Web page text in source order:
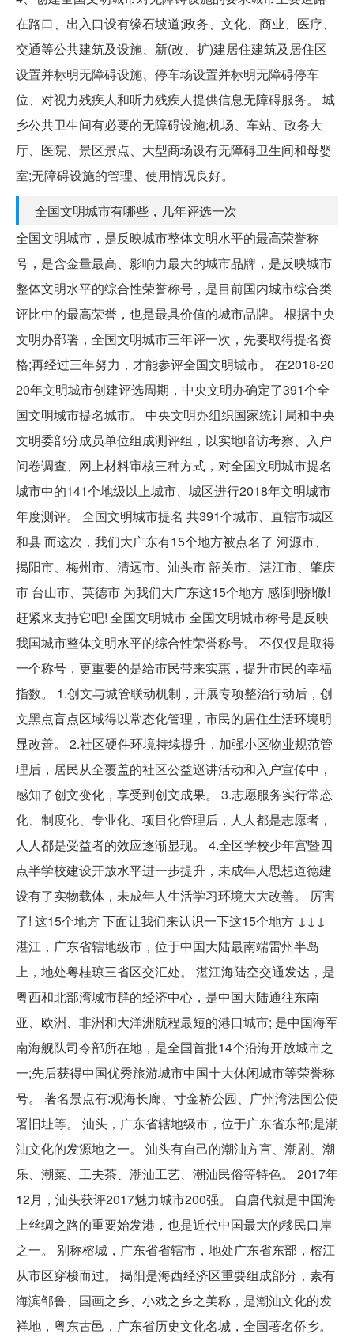
在路口、出入口设有缘石坡道;政务、文化、商业、医疗、
交通等公共建筑及设施、新(改、扩)建居住建筑及居住区
设置并标明无障碍设施、停车场设置并标明无障碍停车
位、对视力残疾人和听力残疾人提供信息无障碍服务。 城
乡公共卫生间有必要的无障碍设施;机场、车站、政务大
厅、医院、景区景点、大型商场设有无障碍卫生间和母婴
室;无障碍设施的管理、使用情况良好。
全国文明城市有哪些，几年评选一次
全国文明城市，是反映城市整体文明水平的最高荣誉称
号，是含金量最高、影响力最大的城市品牌，是反映城市
整体文明水平的综合性荣誉称号，是目前国内城市综合类
评比中的最高荣誉，也是最具价值的城市品牌。 根据中央
文明办部署，全国文明城市三年评一次，先要取得提名资
格;再经过三年努力，才能参评全国文明城市。 在2018-20
20年文明城市创建评选周期，中央文明办确定了391个全
国文明城市提名城市。 中央文明办组织国家统计局和中央
文明委部分成员单位组成测评组，以实地暗访考察、入户
问卷调查、网上材料审核三种方式，对全国文明城市提名
城市中的141个地级以上城市、城区进行2018年文明城市
年度测评。 全国文明城市提名 共391个城市、直辖市城区
和县 而这次，我们大广东有15个地方被点名了 河源市、
揭阳市、梅州市、清远市、汕头市 韶关市、湛江市、肇庆
市 台山市、英德市 为我们大广东这15个地方 感!到!骄!傲!
赶紧来支持它吧! 全国文明城市 全国文明城市称号是反映
我国城市整体文明水平的综合性荣誉称号。 不仅仅是取得
一个称号，更重要的是给市民带来实惠，提升市民的幸福
指数。 1.创文与城管联动机制，开展专项整治行动后，创
文黑点盲点区域得以常态化管理，市民的居住生活环境明
显改善。 2.社区硬件环境持续提升，加强小区物业规范管
理后，居民从全覆盖的社区公益巡讲活动和入户宣传中，
感知了创文变化，享受到创文成果。 3.志愿服务实行常态
化、制度化、专业化、项目化管理后，人人都是志愿者，
人人都是受益者的效应逐渐显现。 4.全区学校少年宫暨四
点半学校建设开放水平进一步提升，未成年人思想道德建
设有了实物载体，未成年人生活学习环境大大改善。 厉害
了! 这15个地方 下面让我们来认识一下这15个地方 ↓↓↓
湛江，广东省辖地级市，位于中国大陆最南端雷州半岛
上，地处粤桂琼三省区交汇处。 湛江海陆空交通发达，是
粤西和北部湾城市群的经济中心，是中国大陆通往东南
亚、欧洲、非洲和大洋洲航程最短的港口城市; 是中国海军
南海舰队司令部所在地，是全国首批14个沿海开放城市之
一;先后获得中国优秀旅游城市中国十大休闲城市等荣誉称
号。 著名景点有:观海长廊、寸金桥公园、广州湾法国公使
署旧址等。 汕头，广东省辖地级市，位于广东省东部;是潮
汕文化的发源地之一。 汕头有自己的潮汕方言、潮剧、潮
乐、潮菜、工夫茶、潮汕工艺、潮汕民俗等特色。 2017年
12月，汕头获评2017魅力城市200强。 自唐代就是中国海
上丝绸之路的重要始发港，也是近代中国最大的移民口岸
之一。 别称榕城，广东省省辖市，地处广东省东部，榕江
从市区穿梭而过。 揭阳是海西经济区重要组成部分，素有
海滨邹鲁、国画之乡、小戏之乡之美称，是潮汕文化的发
祥地，粤东古邑，广东省历史文化名城，全国著名侨乡。